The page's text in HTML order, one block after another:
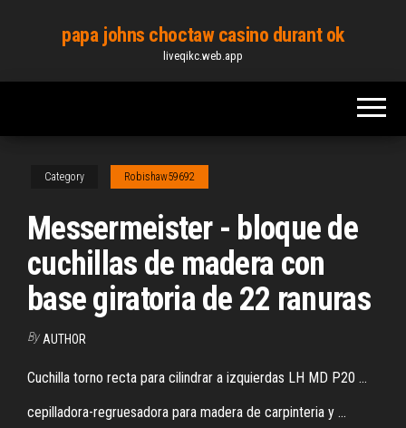
content
papa johns choctaw casino durant ok
liveqikc.web.app
Category Robishaw59692
Messermeister - bloque de
cuchillas de madera con
base giratoria de 22 ranuras
By AUTHOR
Cuchilla torno recta para cilindrar a izquierdas LH MD P20 ...
cepilladora-regruesadora para madera de carpinteria y ...